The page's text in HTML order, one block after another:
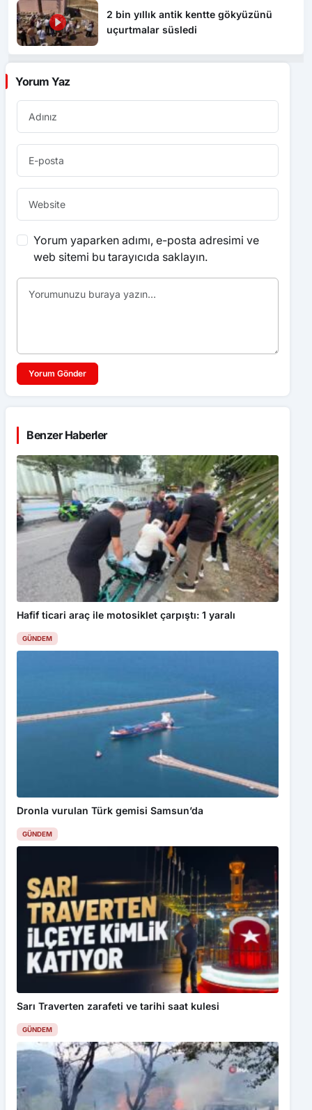
2 bin yıllık antik kentte gökyüzünü
uçurtmalar süsledi
Yorum Yaz
Yorum yaparken adımı, e-posta adresimi ve
web sitemi bu tarayıcıda saklayın.
Yorum Gönder
Benzer Haberler
Hafif ticari araç ile motosiklet çarpıştı: 1 yaralı
GÜNDEM
Dronla vurulan Türk gemisi Samsun’da
GÜNDEM
Sarı Traverten zarafeti ve tarihi saat kulesi
GÜNDEM